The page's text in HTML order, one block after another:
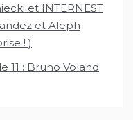
et INTERNEST
et Aleph
! )
11 : Bruno Voland